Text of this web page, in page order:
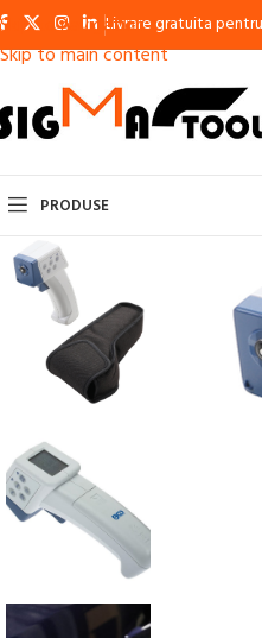
Skip to navigation
Skip to main content
Livrare gratuita
PRODUSE
APARATE DE SUDURA CU
APARATE DE SUDURA IN